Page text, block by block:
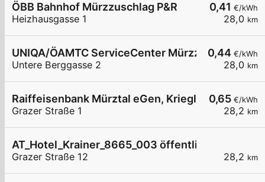
0,41 €/kWh
28,0 km
ÖBB Bahnhof Mürzzuschlag P&R
Heizhausgasse 1
0,44 €/kWh
28,0 km
UNIQA/ÖAMTC ServiceCenter Mürzzuschlag
Untere Berggasse 2
0,65 €/kWh
28,2 km
Raiffeisenbank Mürztal eGen, Krieglach
Grazer Straße 1
28,2 km
AT_Hotel_Krainer_8665_003 öffentlich
Grazer Straße 12